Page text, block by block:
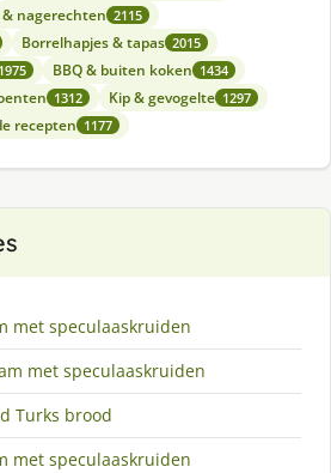
nagerechten 2115
Borrelhapjes & tapas 2015
1975 BBQ & buiten koken 1434
1312 Kip & gevogelte 1297
recepten 1177
met speculaaskruiden
met speculaaskruiden
Turks brood
met speculaaskruiden